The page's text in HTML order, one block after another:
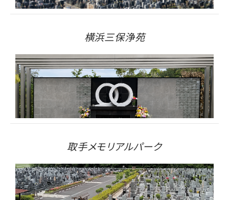
横浜三保浄苑
取手メモリアルパーク